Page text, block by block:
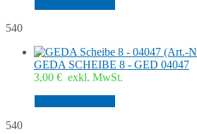
540
GEDA SCHEIBE 8 - GED 04047
3,00 € exkl. MwSt.
540